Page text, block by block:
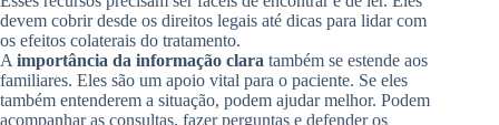
devem cobrir desde os direitos legais até dicas para lidar com
os efeitos colaterais do tratamento.
A importância da informação clara também se estende aos
familiares. Eles são um apoio vital para o paciente. Se eles
também entenderem a situação, podem ajudar melhor. Podem
acompanhar as consultas, fazer perguntas e defender os